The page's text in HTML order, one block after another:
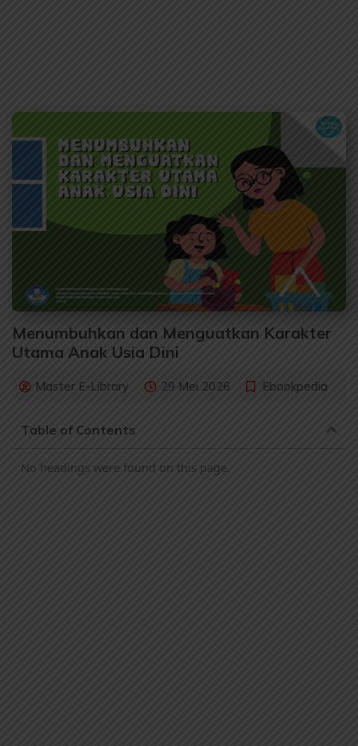
Menumbuhkan dan Menguatkan Karakter
Utama Anak Usia Dini
Master E-Library 29 Mei 2026 Ebookpedia
Table of Contents
No headings were found on this page.